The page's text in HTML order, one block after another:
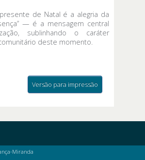
de Natal é a alegria da
— é a mensagem central
sublinhando o caráter
deste momento.
Versão para impressão
Miranda